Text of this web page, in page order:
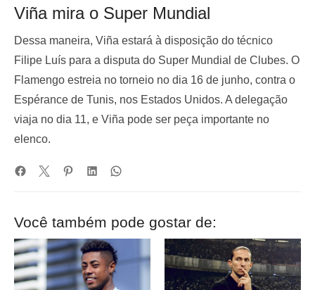
Viña mira o Super Mundial
Dessa maneira, Viña estará à disposição do técnico
Filipe Luís para a disputa do Super Mundial de Clubes. O
Flamengo estreia no torneio no dia 16 de junho, contra o
Espérance de Tunis, nos Estados Unidos. A delegação
viaja no dia 11, e Viña pode ser peça importante no
elenco.
Você também pode gostar de: